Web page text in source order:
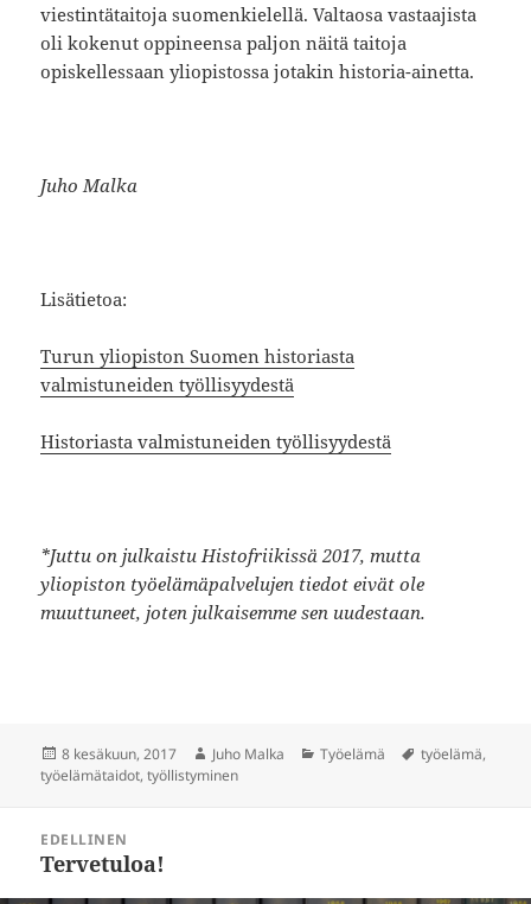
viestintätaitoja suomenkielellä. Valtaosa vastaajista
oli kokenut oppineensa paljon näitä taitoja
opiskellessaan yliopistossa jotakin historia-ainetta.
Juho Malka
Lisätietoa:
Turun yliopiston Suomen historiasta
valmistuneiden työllisyydestä
Historiasta valmistuneiden työllisyydestä
*Juttu on julkaistu Histofriikissä 2017, mutta
yliopiston työelämäpalvelujen tiedot eivät ole
muuttuneet, joten julkaisemme sen uudestaan.
Julkaistu
8 kesäkuun, 2017 Kirjoittaja
Juho Malka Kategoriat
Työelämä Avainsanat
työelämä,
työelämätaidot,työllistyminen
selausEDELLINEN
Edellinen
Tervetuloa!